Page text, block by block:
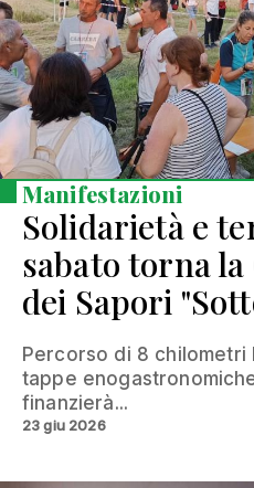
Manifestazioni
Solidarietà e
sabato torna
dei Sapori
Percorso di 8 chilometri
tappe
finanzierà...
23 giu 2026